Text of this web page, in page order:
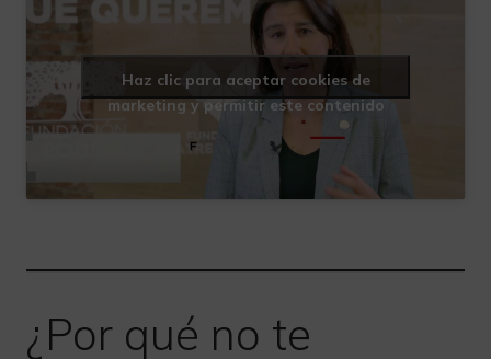
Haz clic para aceptar cookies de
marketing y permitir este contenido
¿Por qué no te